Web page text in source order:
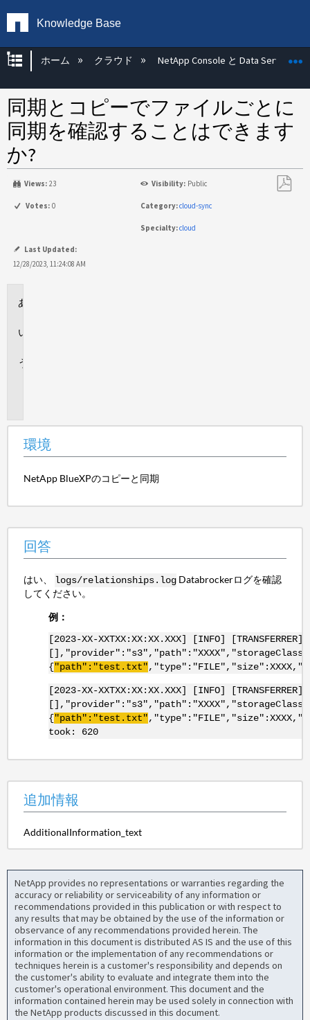
Knowledge Base
グローバル階層を展開/折りたたむ
ホーム クラウド NetApp Console と Data Services
同期とコピーでファイルごとに
同期を確認することはできます
か?
Views: 23 Visibility: Public
Votes: 0 Category:cloud-sync
Specialty:cloud
Last Updated:
12/28/2023, 11:24:08 AM
環境
NetApp BlueXPのコピーと同期
回答
はい、 logs/relationships.logDatabrockerログを確認
してください。
例：
[2023-XX-XXTXX:XX:XX.XXX] [INFO]
{"path":"test.txt"
[2023-XX-XXTXX:XX:XX.XXX] [INFO]
{"path":"test.txt"
took: 620
追加情報
AdditionalInformation_text
NetApp provides no representations or warranties regarding the
accuracy or reliability or serviceability of any information or
recommendations provided in this publication or with respect to
any results that may be obtained by the use of the information or
observance of any recommendations provided herein. The
information in this document is distributed AS IS and the use of this
information or the implementation of any recommendations or
techniques herein is a customer's responsibility and depends on
the customer's ability to evaluate and integrate them into the
customer's operational environment. This document and the
information contained herein may be used solely in connection with
the NetApp products discussed in this document.